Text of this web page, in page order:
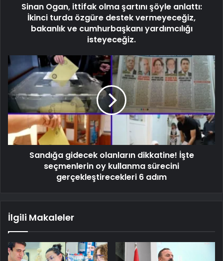
Sinan Ogan, ittifak olma şartını şöyle anlattı:
İkinci turda özgüre destek vermeyeceğiz,
bakanlık ve cumhurbaşkanı yardımcılığı
isteyeceğiz.
Sandığa gidecek olanların dikkatine! İşte
seçmenlerin oy kullanma sürecini
gerçekleştirecekleri 6 adım
İlgili Makaleler